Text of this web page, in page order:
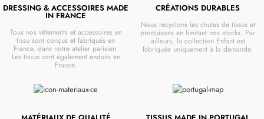
DRESSING & ACCESSOIRES MADE
IN FRANCE
Tous nos vêtements et accessoires en
tissu sont conçus et fabriqués en
France, dans notre atelier parisien.
Les tissus sont également enduits en
France.
CRÉATIONS DURABLES
Nous recyclons les chutes de tissus et
produisons en limitant nos stocks. Par
ailleurs, la collection Enfant est
fabriquée uniquement à la demande.